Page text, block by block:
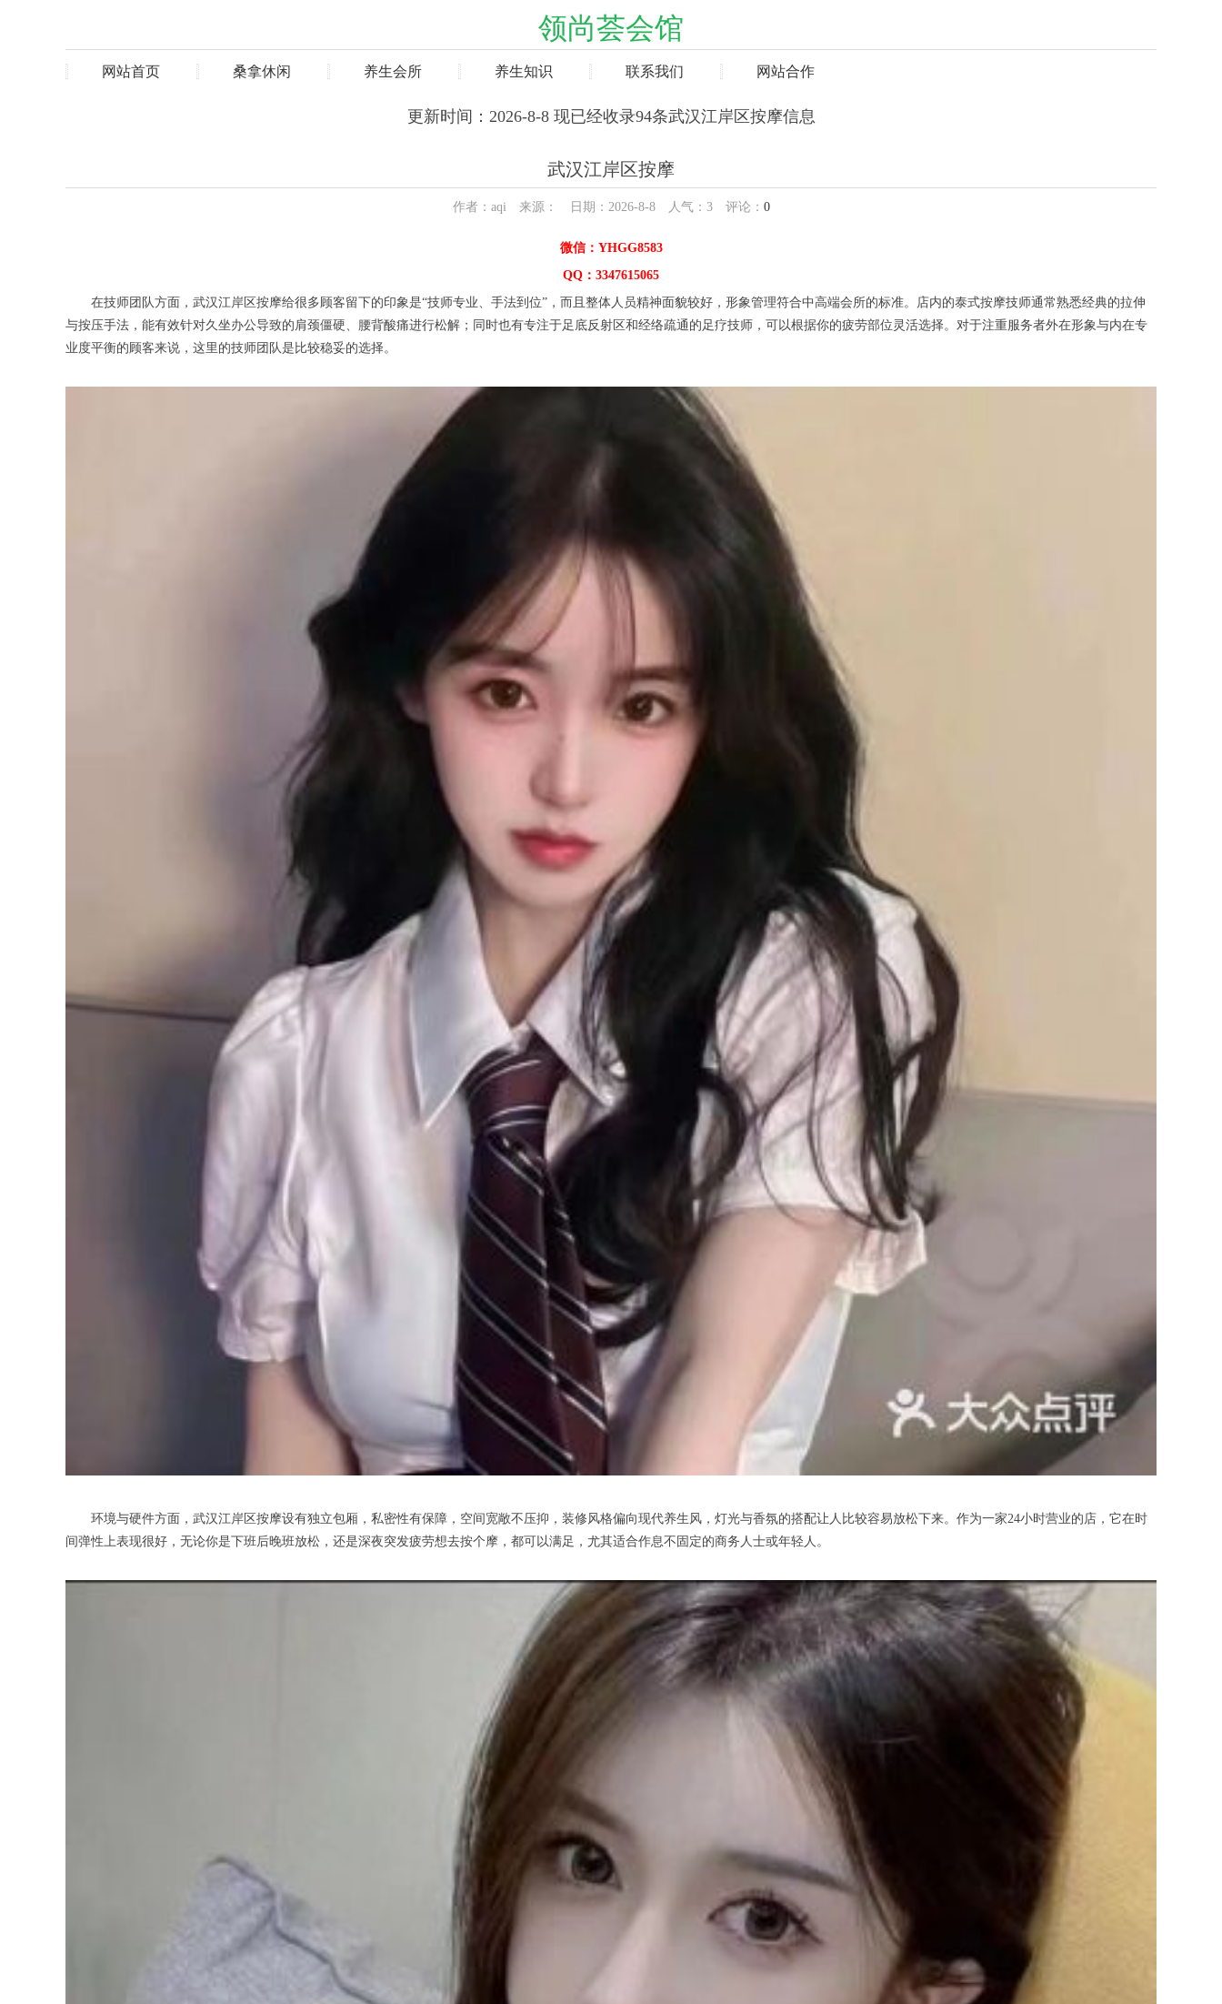
领尚荟会馆
网站首页 桑拿休闲 养生会所 养生知识 联系我们 网站合作
更新时间：2026-8-8 现已经收录94条武汉江岸区按摩信息
武汉江岸区按摩
作者：aqi 来源： 日期：2026-8-8 人气： 3评论： 0
微信：YHGG8583
QQ：3347615065
在技师团队方面，武汉江岸区按摩给很多顾客留下的印象是“技师专业、手法到位”，而且整体人员精神面貌较好，形象管理符合中高端会所的标准。店内的泰式按摩技师通常熟悉经典的拉伸
与按压手法，能有效针对久坐办公导致的肩颈僵硬、腰背酸痛进行松解；同时也有专注于足底反射区和经络疏通的足疗技师，可以根据你的疲劳部位灵活选择。对于注重服务者外在形象与内在专
业度平衡的顾客来说，这里的技师团队是比较稳妥的选择。
环境与硬件方面，武汉江岸区按摩设有独立包厢，私密性有保障，空间宽敞不压抑，装修风格偏向现代养生风，灯光与香氛的搭配让人比较容易放松下来。作为一家24小时营业的店，它在时
间弹性上表现很好，无论你是下班后晚班放松，还是深夜突发疲劳想去按个摩，都可以满足，尤其适合作息不固定的商务人士或年轻人。